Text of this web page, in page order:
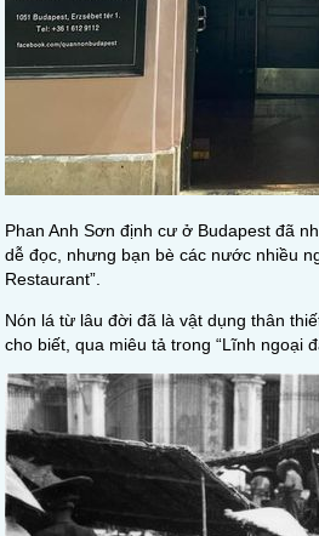
Phan Anh Sơn định cư ở Budapest đã
dễ đọc, nhưng bạn bè các nước nhiều
Restaurant”.
Nón lá từ lâu đời đã là vật dụng thân
cho biết, qua miêu tả trong “Lĩnh ngoại